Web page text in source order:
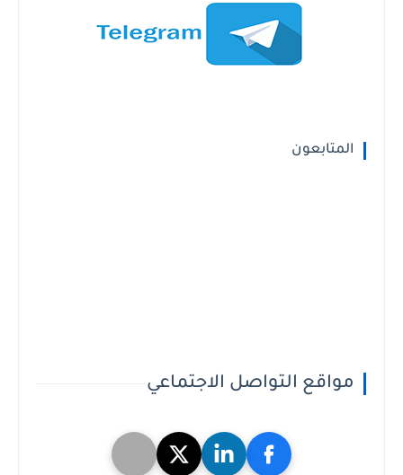
المتابعون
مواقع التواصل الاجتماعي